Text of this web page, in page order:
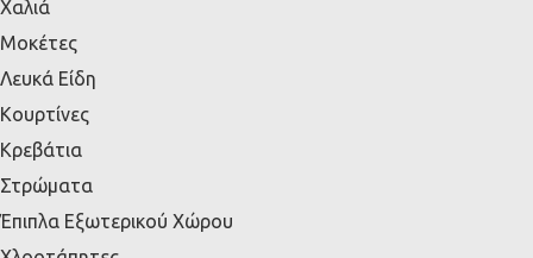
Χαλιά
Μοκέτες
Λευκά Είδη
Κουρτίνες
Κρεβάτια
Στρώματα
Έπιπλα Εξωτερικού Χώρου